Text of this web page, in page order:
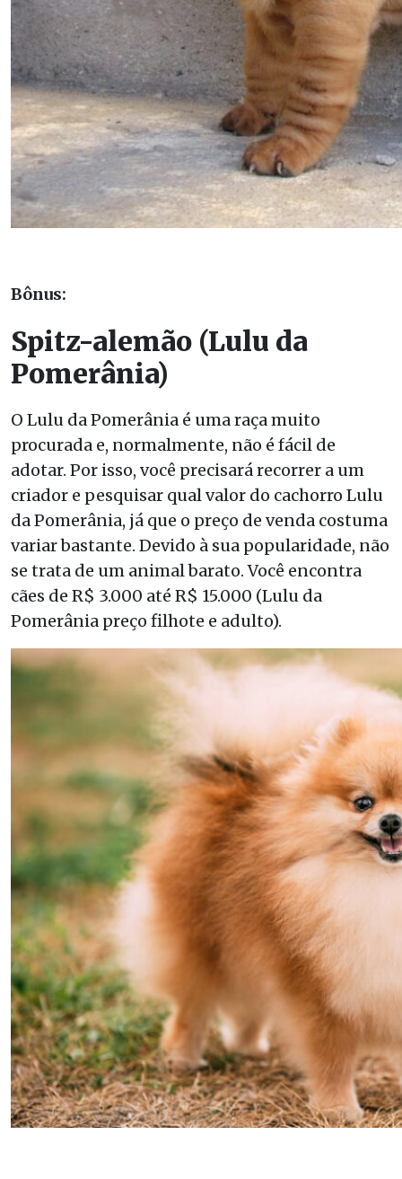
Bônus:
Spitz-alemão (Lulu da
Pomerânia)
O Lulu da Pomerânia é uma raça muito
procurada e, normalmente, não é fácil de
adotar. Por isso, você precisará recorrer a um
criador e pesquisar qual valor do cachorro Lulu
da Pomerânia, já que o preço de venda costuma
variar bastante. Devido à sua popularidade, não
se trata de um animal barato. Você encontra
cães de R$ 3.000 até R$ 15.000 (Lulu da
Pomerânia preço filhote e adulto).